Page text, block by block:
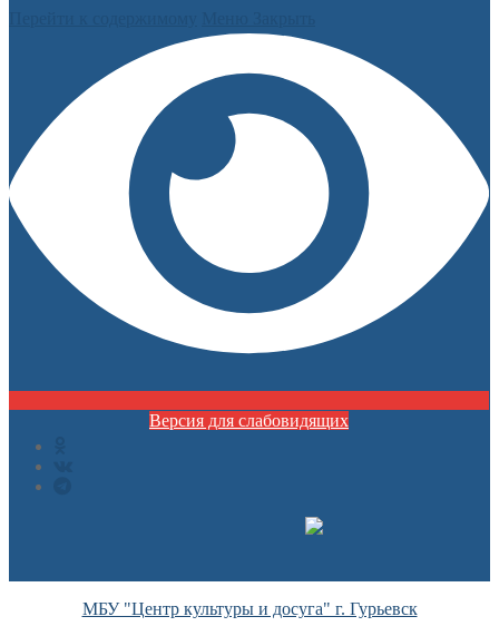
Версия для слабовидящих
МБУ "Центр культуры и досуга" г. Гурьевск